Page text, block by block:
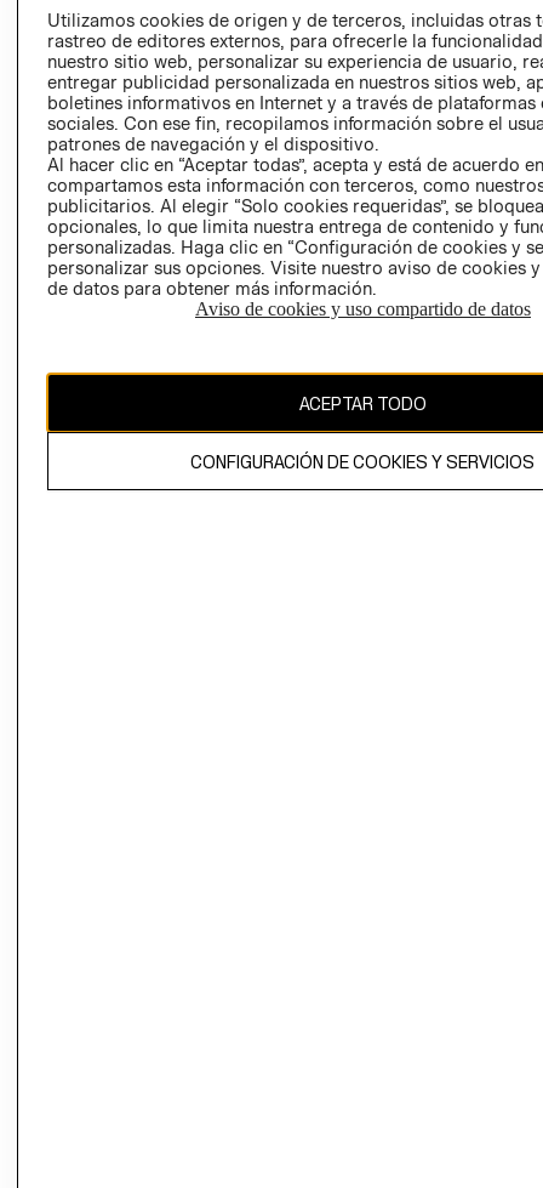
RELACIÓN CON
INVERSIONISTAS
POLÍTICA
EMPRESARIAL
- RETIRO EN
TIENDA
TÉRMINOS Y
CONDICIONES
AVISO DE
PRIVACIDAD
GIFT CARD
AVISO DE
COOKIES
Utilizamos cookies de origen y de terceros, incluidas otras
rastreo de editores externos, para ofrecerle la
nuestro sitio web, personalizar su experiencia de usuario,
entregar publicidad personalizada en nuestros sitios web,
boletines informativos en Internet y a través de plataformas
sociales. Con ese fin, recopilamos información sobre el
patrones de navegación y el dispositivo.
Al hacer clic en “Aceptar todas”, acepta y está de acuerdo
compartamos esta información con terceros, como
publicitarios. Al elegir “Solo cookies requeridas”, se
opcionales, lo que limita nuestra entrega de contenido y
personalizadas. Haga clic en “Configuración de cookies y
personalizar sus opciones. Visite nuestro aviso de cookies
de datos para obtener más información.
Aviso de cookies y uso compartido de datos
ACEPTAR TODO
CONFIGURACIÓN DE COOKIES Y SERVICIOS